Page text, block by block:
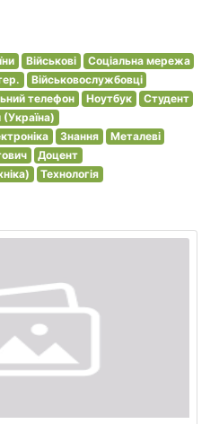
Військові
Соціальна мережа
Військовослужбовці
телефон Ноутбук
Студент
(Україна)
Знання
Металеві
Доцент
Технологія